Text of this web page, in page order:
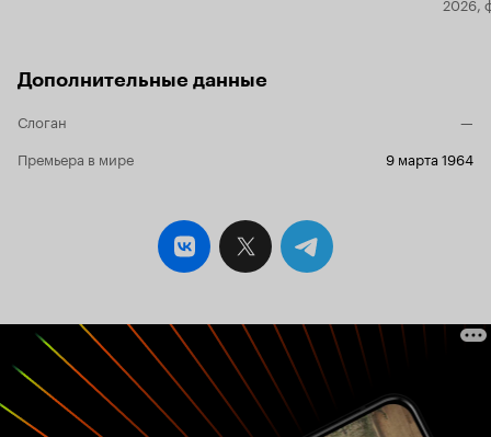
Дополнительные данные
Слоган
—
Премьера в мире
9 марта 1964